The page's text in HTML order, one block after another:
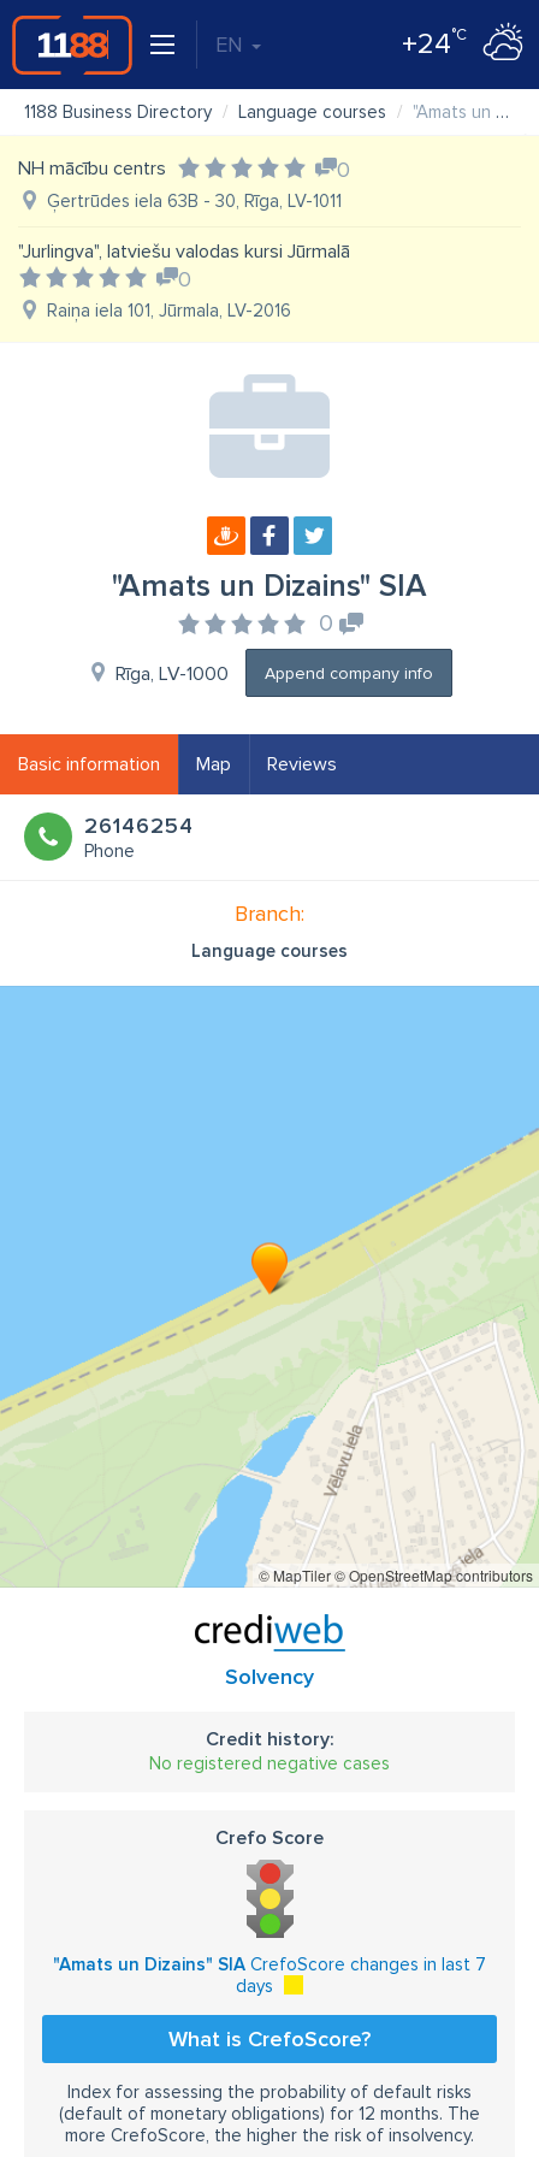
EN +24°C
1188 Business Directory Language courses "Amats un Dizains" SIA
NH mācību centrs 0
Ģertrūdes iela 63B - 30, Rīga, LV-1011
"Jurlingva", latviešu valodas kursi Jūrmalā
0
Raiņa iela 101, Jūrmala, LV-2016
"Amats un Dizains" SIA
0
Rīga, LV-1000 Append company info
Basic information Map Reviews
26146254
Phone
Branch:
Language courses
© MapTiler© OpenStreetMap contributors
Solvency
Credit history:
No registered negative cases
Crefo Score
"Amats un Dizains" SIA CrefoScore changes in last 7
days
What is CrefoScore?
Index for assessing the probability of default risks
(default of monetary obligations) for 12 months. The
more CrefoScore, the higher the risk of insolvency.